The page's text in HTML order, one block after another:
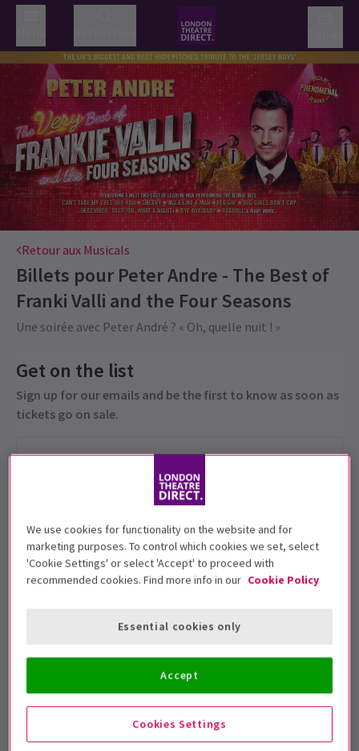
Retour aux Musicals
Billets pour Peter Andre - The Best of
Franki Valli and the Four Seasons
Une soirée avec Peter André ? « Oh, quelle nuit ! »
Get on the list
Sign up for our emails and be the first to know as soon as
tickets go on sale.
accompagnés d’un adulte de 18+
We use cookies for functionality on the website and for
marketing purposes. To control which cookies we set, select
'Cookie Settings' or select 'Accept' to proceed with
recommended cookies. Find more info in our Cookie Policy
Cookies Settings
Essential cookies only
Accept